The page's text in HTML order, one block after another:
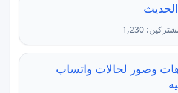
1,230
وصور لحالات واتساب